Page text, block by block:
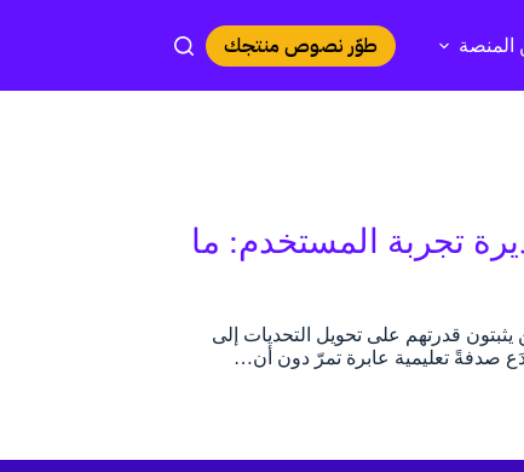
المنصة طوّر نصوص منتجك
تجربة المستخدم: ما
يثبتون قدرتهم على تحويل التحديات إلى
صدفةً تعليمية عابرة تمرّ دون أن…